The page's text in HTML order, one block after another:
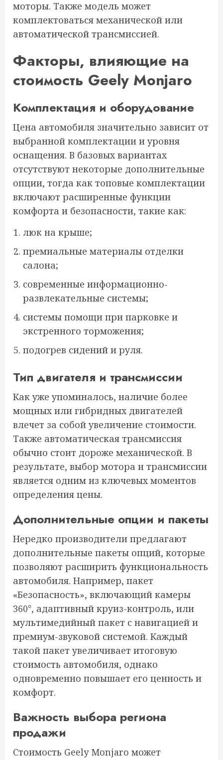
моторы. Также модель может
комплектоваться механической или
автоматической трансмиссией.
Факторы, влияющие на
стоимость Geely Monjaro
Комплектация и оборудование
Цена автомобиля значительно зависит от
выбранной комплектации и уровня
оснащения. В базовых вариантах
отсутствуют некоторые дополнительные
опции, тогда как топовые комплектации
включают расширенные функции
комфорта и безопасности, такие как:
люк на крыше;
премиальные материалы отделки
салона;
современные информационно-
развлекательные системы;
системы помощи при парковке и
экстренного торможения;
подогрев сидений и руля.
Тип двигателя и трансмиссии
Как уже упоминалось, наличие более
мощных или гибридных двигателей
влечет за собой увеличение стоимости.
Также автоматическая трансмиссия
обычно стоит дороже механической. В
результате, выбор мотора и трансмиссии
является одним из ключевых моментов
определения цены.
Дополнительные опции и пакеты
Нередко производители предлагают
дополнительные пакеты опций, которые
позволяют расширить функциональность
автомобиля. Например, пакет
«Безопасность», включающий камеры
360°, адаптивный круиз-контроль, или
мультимедийный пакет с навигацией и
премиум-звуковой системой. Каждый
такой пакет увеличивает итоговую
стоимость автомобиля, однако
одновременно повышает его ценность и
комфорт.
Важность выбора региона
продажи
Стоимость Geely Monjaro может